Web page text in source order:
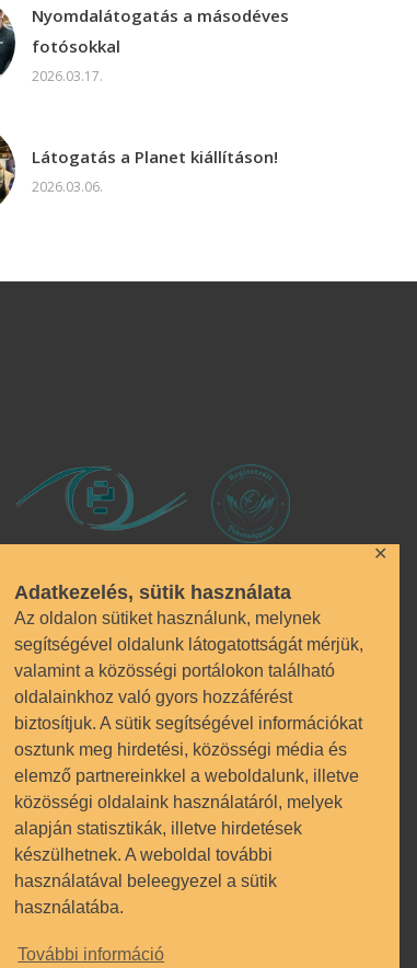
Adatkezelés, sütik használata
Az oldalon sütiket használunk, melynek
segítségével oldalunk látogatottságát mérjük,
valamint a közösségi portálokon található
oldalainkhoz való gyors hozzáférést
biztosítjuk. A sütik segítségével információkat
osztunk meg hirdetési, közösségi média és
elemző partnereinkkel a weboldalunk, illetve
közösségi oldalaink használatáról, melyek
alapján statisztikák, illetve hirdetések
készülhetnek. A weboldal további
használatával beleegyezel a sütik
használatába.
További információ
✕
Nyomdalátogatás a másodéves
fotósokkal
2026.03.17.
Látogatás a Planet kiállításon!
2026.03.06.
BP/1009/03987/2023.